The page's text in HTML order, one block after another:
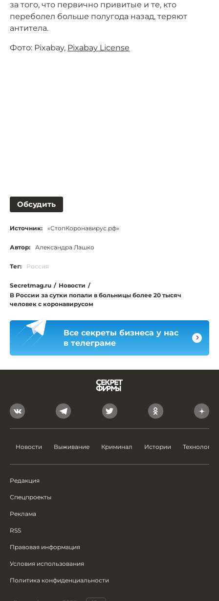
за того, что первично привитые и те, кто
переболел больше полугода назад, теряют
антитела.
Фото: Pixabay, Pixabay License
Обсудить
Источник: «СтопКоронавирус.рф»
Автор: Александра Лашко
Тег: Россия
Secretmag.ru / Новости /
В России за сутки попали в больницы более 20 тысяч
человек с коронавирусом
Все секреты бизнеса у нас
в телеграме
Новости Выживание Криминал Истории Технологии
Редакция
Спецпроекты
Реклама
RSS
Правовая информация
Условия использования
Политика конфиденциальности